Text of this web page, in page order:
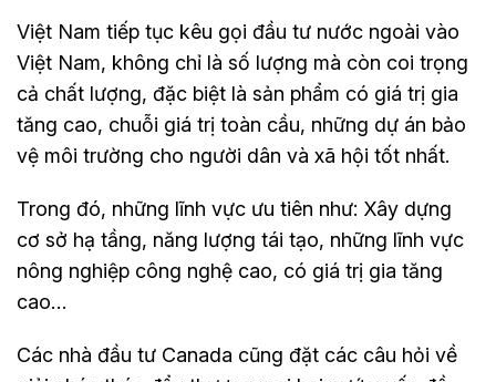
Việt Nam tiếp tục kêu gọi đầu tư nước ngoài vào
Việt Nam, không chỉ là số lượng mà còn coi trọng
cả chất lượng, đặc biệt là sản phẩm có giá trị gia
tăng cao, chuỗi giá trị toàn cầu, những dự án bảo
vệ môi trường cho người dân và xã hội tốt nhất.
Trong đó, những lĩnh vực ưu tiên như: Xây dựng
cơ sở hạ tầng, năng lượng tái tạo, những lĩnh vực
nông nghiệp công nghệ cao, có giá trị gia tăng
cao…
Các nhà đầu tư Canada cũng đặt các câu hỏi về